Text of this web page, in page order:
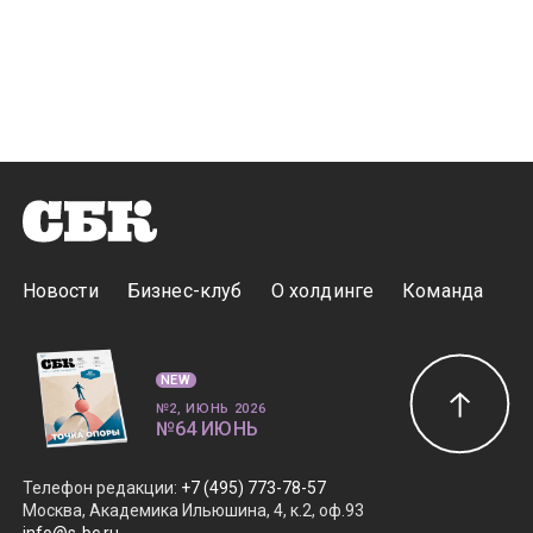
Новости Бизнес-клуб О холдинге Команда
Телефон редакции: +7 (495) 773-78-57
Москва, Академика Ильюшина, 4, к.2, оф.93
NEW
№2, ИЮНЬ 2026
№64 ИЮНЬ